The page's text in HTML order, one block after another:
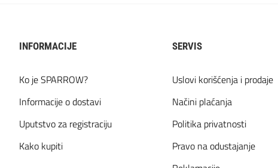
INFORMACIJE
Ko je SPARROW?
Informacije o dostavi
Uputstvo za registraciju
Kako kupiti
SERVIS
Uslovi korišćenja i prodaje
Načini plaćanja
Politika privatnosti
Pravo na odustajanje